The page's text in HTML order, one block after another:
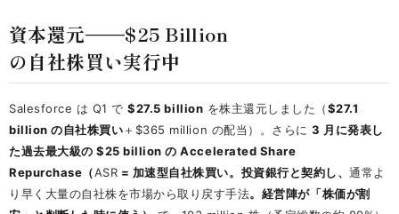
資本還元——$25 Billion
の自社株買い実行中
Salesforce は Q1 で$27.5 billion を株主還元しました（$27.1
billion の自社株買い＋$365 million の配当）。さらに3 月に発表し
た過去最大級の $25 billion の Accelerated Share
Repurchase（ASR = 加速型自社株買い。投資銀行と契約し、通常よ
り早く大量の自社株を市場から取り戻す手法。経営陣が「株価が割